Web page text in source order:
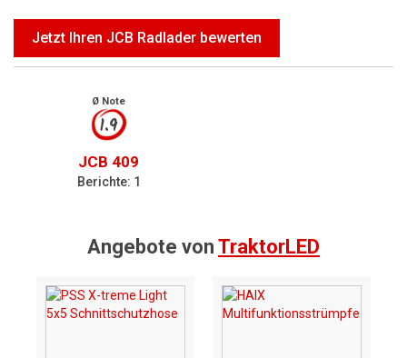
Jetzt Ihren JCB Radlader bewerten
Ø Note
1.9
JCB 409
Berichte: 1
Angebote von TraktorLED